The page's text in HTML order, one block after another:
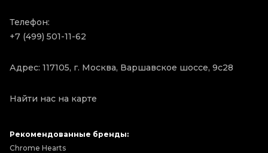
Телефон:
+7 (499) 501-11-62
Адрес: 117105, г. Москва, Варшавское шоссе, 9с28
Найти нас на карте
Рекомендованные бренды:
Chrome Hearts